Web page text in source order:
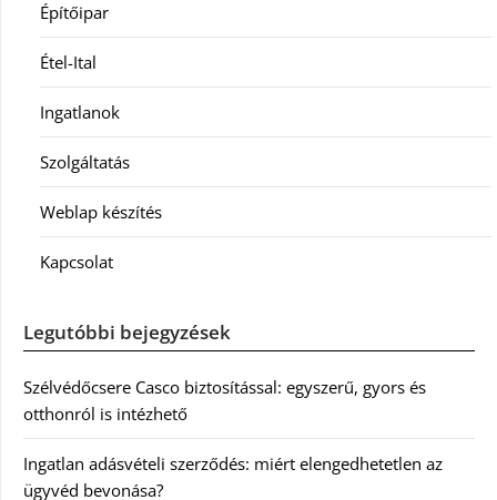
Építőipar
Étel-Ital
Ingatlanok
Szolgáltatás
Weblap készítés
Kapcsolat
Legutóbbi bejegyzések
Szélvédőcsere Casco biztosítással: egyszerű, gyors és
otthonról is intézhető
Ingatlan adásvételi szerződés: miért elengedhetetlen az
ügyvéd bevonása?